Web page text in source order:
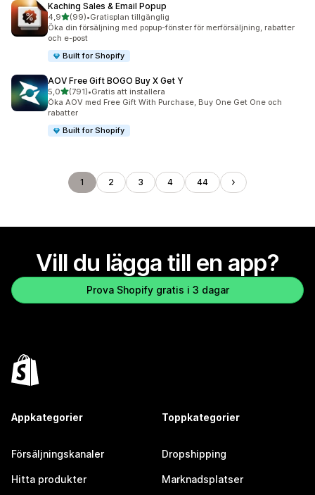
Kaching Sales & Email Popup
4,9av 5 stjärnor
(99)
99 recensioner totalt
•Gratisplan tillgänglig
Öka din försäljning med popup-fönster för merförsäljning, rabatter
och e-post
Built for Shopify
AOV Free Gift BOGO Buy X Get Y
5,0av 5 stjärnor
(791)
791 recensioner totalt
•Gratis att installera
Öka AOV med Free Gift With Purchase, Buy One Get One och
rabatter
Built for Shopify
1 2 3 4 44
Vill du lägga till en app?
Prova Shopify gratis i 3 dagar
Appkategorier
Försäljningskanaler
Hitta produkter
Toppkategorier
Dropshipping
Marknadsplatser